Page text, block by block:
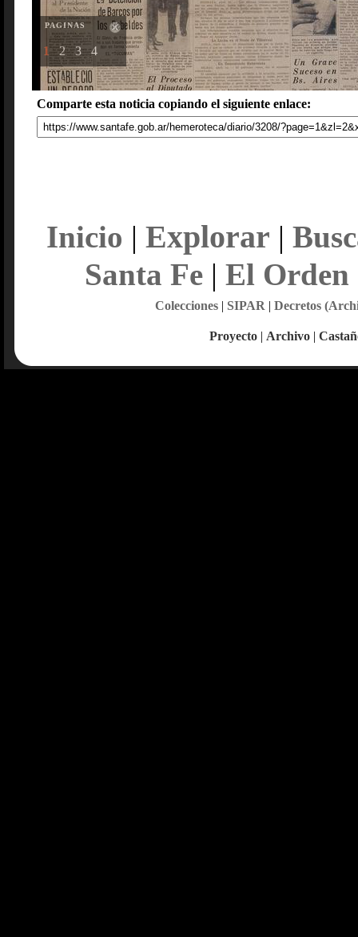
PAGINAS
1 2 3 4
Comparte esta noticia copiando el siguiente enlace:
Inicio | Explorar |
Santa Fe| El Orden
Colecciones| SIPAR | Decretos
Proyecto | Archivo |